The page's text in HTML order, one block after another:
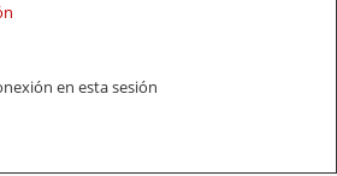
en esta sesión